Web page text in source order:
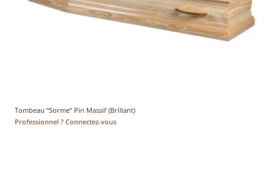
Tombeau “Sorme” Pin Massif (Brillant)
Professionnel ? Connectez-vous